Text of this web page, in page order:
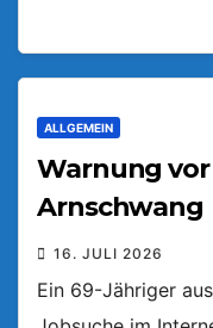
ALLGEMEIN
Warnung
Arnschwang
16. JULI 2026
Ein 69-Jähriger